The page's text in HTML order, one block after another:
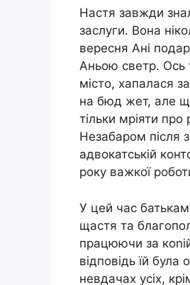
Настя завжди
заслуги. Вона
вересня Ані
Аньою светр. Ось
місто, хапалася
на бюд жет, але
тільки мріяти
Незабаром після
адвокатській
року важкої
У цей час
щастя та
працюючи за
відповідь їй
невдачах усіх,